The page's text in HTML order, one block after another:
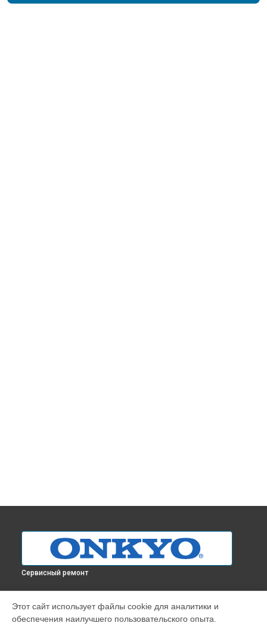
Сервисный ремонт
Проигрыватель винила
Этот сайт использует файлы cookie для аналитики и
обеспечения наилучшего пользовательского опыта.